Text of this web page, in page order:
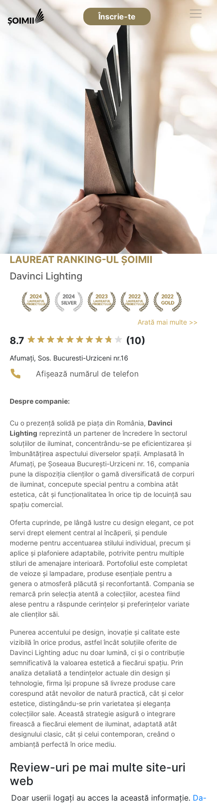
Înscrie-te
LAUREAT RANKING-UL ȘOIMII
Davinci Lighting
Arată mai multe >>
8.7 (10)
Afumaţi, Sos. Bucuresti-Urziceni nr.16
Afișează numărul de telefon
Despre companie:
Cu o prezență solidă pe piața din România, Davinci
Lighting reprezintă un partener de încredere în sectorul
soluțiilor de iluminat, concentrându-se pe eficientizarea și
îmbunătățirea aspectului diverselor spații. Amplasată în
Afumați, pe Șoseaua București-Urziceni nr. 16, compania
pune la dispoziția clienților o gamă diversificată de corpuri
de iluminat, concepute special pentru a combina atât
estetica, cât și funcționalitatea în orice tip de locuință sau
spațiu comercial.
Oferta cuprinde, pe lângă lustre cu design elegant, ce pot
servi drept element central al încăperii, și pendule
moderne pentru accentuarea stilului individual, precum și
aplice și plafoniere adaptabile, potrivite pentru multiple
stiluri de amenajare interioară. Portofoliul este completat
de veioze și lampadare, produse esențiale pentru a
genera o atmosferă plăcută și reconfortantă. Compania se
remarcă prin selecția atentă a colecțiilor, acestea fiind
alese pentru a răspunde cerințelor și preferințelor variate
ale clienților săi.
Punerea accentului pe design, inovație și calitate este
vizibilă în orice produs, astfel încât soluțiile oferite de
Davinci Lighting aduc nu doar lumină, ci și o contribuție
semnificativă la valoarea estetică a fiecărui spațiu. Prin
analiza detaliată a tendințelor actuale din design și
tehnologie, firma își propune să livreze produse care
corespund atât nevoilor de natură practică, cât și celor
estetice, distingându-se prin varietatea și eleganța
colecțiilor sale. Această strategie asigură o integrare
firească a fiecărui element de iluminat, adaptată atât
designului clasic, cât și celui contemporan, creând o
ambianță perfectă în orice mediu.
Review-uri pe mai multe site-uri
web
Doar userii logați au acces la această informație. Da-